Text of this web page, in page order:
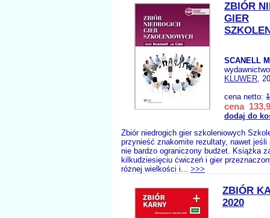
ZBIÓR
GIER
SCANELL
KLUWER,
cena netto:
cena
dodaj do
Zbiór niedrogich gier szkoleniowych
przynieść znakomite rezultaty, nawet
nie bardzo ograniczony budżet. Książka
kilkudziesięciu ćwiczeń i gier
różnej wielkości i... >>>
ZBIÓR
2020